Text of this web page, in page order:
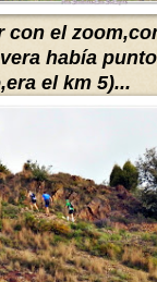
con el
había
el km 5)...